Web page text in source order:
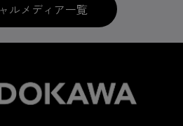
ルメディア一覧